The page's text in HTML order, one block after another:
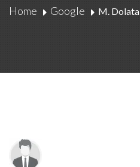
Home Google M. Dolata